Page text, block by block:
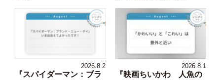
2026.8.2
『スパイダーマン：ブラ
2026.8.1
『映画ちいかわ 人魚の